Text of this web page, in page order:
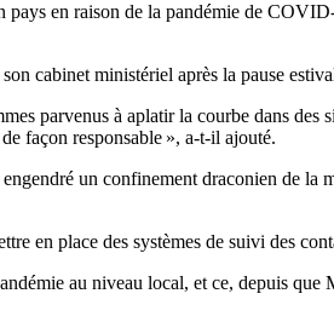
en raison de la pandémie de
cabinet ministériel après la pause
parvenus à aplatir la courbe dans des
façon responsable », a-t-il ajouté.
un confinement draconien de
en place des systèmes de suivi des
au niveau local, et ce, depuis